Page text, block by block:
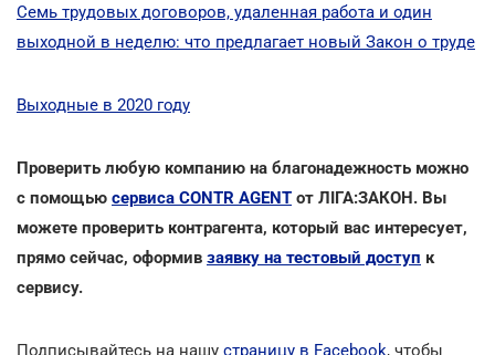
Семь трудовых договоров, удаленная работа и один
выходной в неделю: что предлагает новый Закон о труде
Выходные в 2020 году
Проверить любую компанию на благонадежность можно
с помощью сервиса CONTR AGENT от ЛІГА:ЗАКОН. Вы
можете проверить контрагента, который вас интересует,
прямо сейчас, оформив заявку на тестовый доступ к
сервису.
Подписывайтесь на нашу страницу в Facebook, чтобы